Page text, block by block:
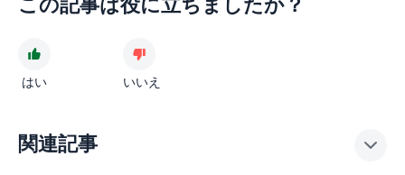
はい いいえ
関連記事